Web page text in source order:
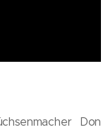
Don